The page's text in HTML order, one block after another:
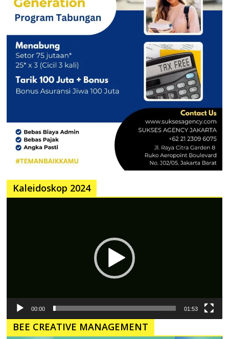
Kaleidoskop 2024
00:00 01:53
BEE CREATIVE MANAGEMENT